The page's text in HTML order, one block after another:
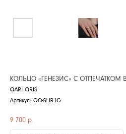
КОЛЬЦО «ГЕНЕЗИС» С ОТПЕЧАТКОМ
QARI QRIS
Артикул: QQ-SHR1G
9 700 р.